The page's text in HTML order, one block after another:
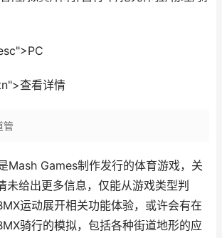
查看详情
管
Mash Games制作发行的体育游戏，关
未给出更多信息，仅能从游戏类型判
运动展开相关功能体验，或许会有在
骑行的模拟，包括各种街道地形的应